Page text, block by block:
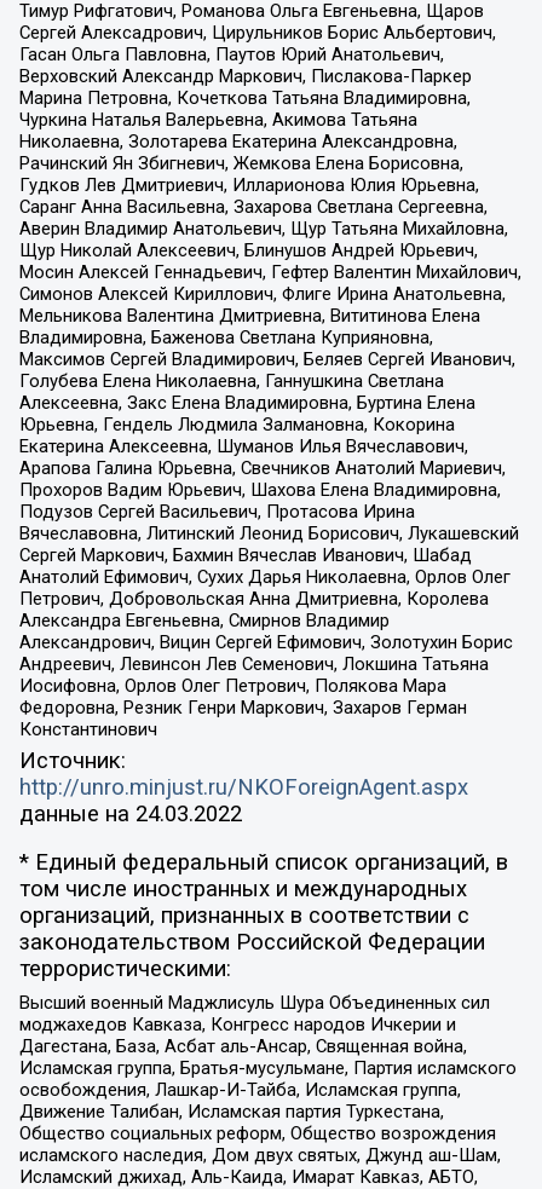
Тимур Рифгатович, Романова Ольга Евгеньевна, Щаров
Сергей Алексадрович, Цирульников Борис Альбертович,
Гасан Ольга Павловна, Паутов Юрий Анатольевич,
Верховский Александр Маркович, Пислакова-Паркер
Марина Петровна, Кочеткова Татьяна Владимировна,
Чуркина Наталья Валерьевна, Акимова Татьяна
Николаевна, Золотарева Екатерина Александровна,
Рачинский Ян Збигневич, Жемкова Елена Борисовна,
Гудков Лев Дмитриевич, Илларионова Юлия Юрьевна,
Саранг Анна Васильевна, Захарова Светлана Сергеевна,
Аверин Владимир Анатольевич, Щур Татьяна Михайловна,
Щур Николай Алексеевич, Блинушов Андрей Юрьевич,
Мосин Алексей Геннадьевич, Гефтер Валентин Михайлович,
Симонов Алексей Кириллович, Флиге Ирина Анатольевна,
Мельникова Валентина Дмитриевна, Вититинова Елена
Владимировна, Баженова Светлана Куприяновна,
Максимов Сергей Владимирович, Беляев Сергей Иванович,
Голубева Елена Николаевна, Ганнушкина Светлана
Алексеевна, Закс Елена Владимировна, Буртина Елена
Юрьевна, Гендель Людмила Залмановна, Кокорина
Екатерина Алексеевна, Шуманов Илья Вячеславович,
Арапова Галина Юрьевна, Свечников Анатолий Мариевич,
Прохоров Вадим Юрьевич, Шахова Елена Владимировна,
Подузов Сергей Васильевич, Протасова Ирина
Вячеславовна, Литинский Леонид Борисович, Лукашевский
Сергей Маркович, Бахмин Вячеслав Иванович, Шабад
Анатолий Ефимович, Сухих Дарья Николаевна, Орлов Олег
Петрович, Добровольская Анна Дмитриевна, Королева
Александра Евгеньевна, Смирнов Владимир
Александрович, Вицин Сергей Ефимович, Золотухин Борис
Андреевич, Левинсон Лев Семенович, Локшина Татьяна
Иосифовна, Орлов Олег Петрович, Полякова Мара
Федоровна, Резник Генри Маркович, Захаров Герман
Константинович
Источник:
http://unro.minjust.ru/NKOForeignAgent.aspx
данные на 24.03.2022
* Единый федеральный список организаций, в
том числе иностранных и международных
организаций, признанных в соответствии с
законодательством Российской Федерации
террористическими:
Высший военный Маджлисуль Шура Объединенных сил
моджахедов Кавказа, Конгресс народов Ичкерии и
Дагестана, База, Асбат аль-Ансар, Священная война,
Исламская группа, Братья-мусульмане, Партия исламского
освобождения, Лашкар-И-Тайба, Исламская группа,
Движение Талибан, Исламская партия Туркестана,
Общество социальных реформ, Общество возрождения
исламского наследия, Дом двух святых, Джунд аш-Шам,
Исламский джихад, Аль-Каида, Имарат Кавказ, АБТО,